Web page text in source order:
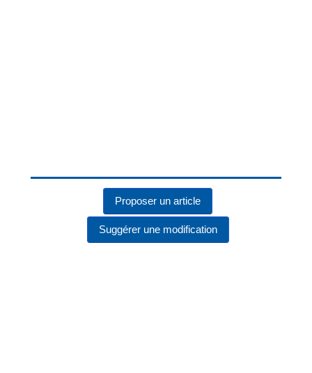
Proposer un article
Suggérer une modification